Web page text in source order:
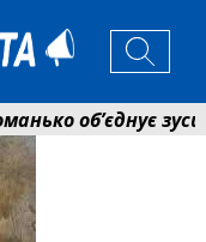
об’єднує
0,2 млрд грн на